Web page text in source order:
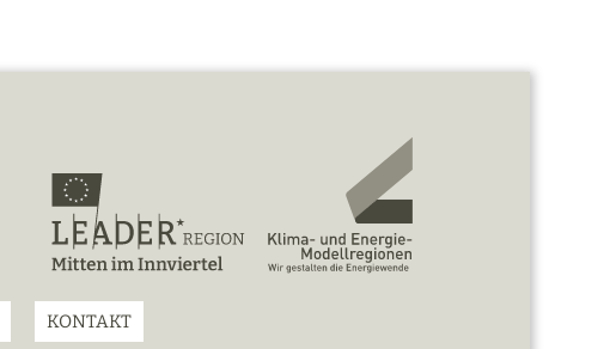
KONTAKT